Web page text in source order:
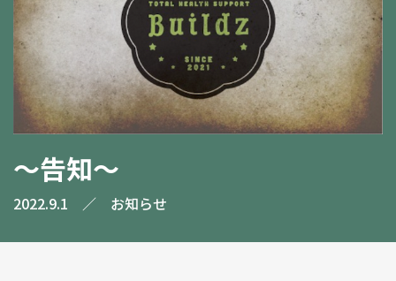
〜告知〜
2022.9.1 ／ お知らせ